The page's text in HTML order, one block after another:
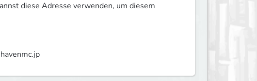
diese Adresse verwenden, um diesem